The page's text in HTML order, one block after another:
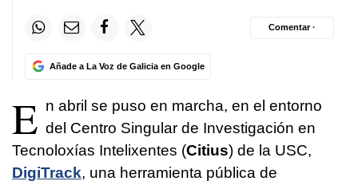
Añade a La Voz de Galicia en Google
Comentar ·
E n abril se puso en marcha, en el entorno
del Centro Singular de Investigación en
Tecnoloxías Intelixentes (Citius) de la USC,
DigiTrack, una herramienta pública de